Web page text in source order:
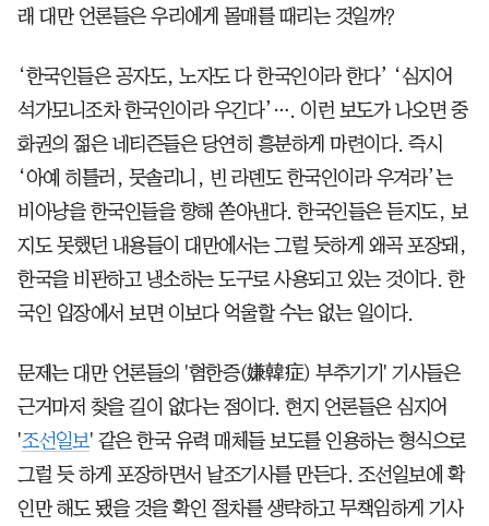
래 대만 언론들은 우리에게 몰매를 때리는 것일까?
‘한국인들은 공자도, 노자도 다 한국인이라 한다’ ‘심지어
석가모니조차 한국인이라 우긴다’…. 이런 보도가 나오면 중
화권의 젊은 네티즌들은 당연히 흥분하게 마련이다. 즉시
‘아예 히틀러, 뭇솔리니, 빈 라덴도 한국인이라 우겨라’는
비아냥을 한국인들을 향해 쏟아낸다. 한국인들은 듣지도, 보
지도 못했던 내용들이 대만에서는 그럴 듯하게 왜곡 포장돼,
한국을 비판하고 냉소하는 도구로 사용되고 있는 것이다. 한
국인 입장에서 보면 이보다 억울할 수는 없는 일이다.
문제는 대만 언론들의 '혐한증(嫌韓症) 부추기기' 기사들은
근거마저 찾을 길이 없다는 점이다. 현지 언론들은 심지어
'조선일보' 같은 한국 유력 매체들 보도를 인용하는 형식으로
그럴 듯 하게 포장하면서 날조기사를 만든다. 조선일보에 확
인만 해도 됐을 것을 확인 절차를 생략하고 무책임하게 기사